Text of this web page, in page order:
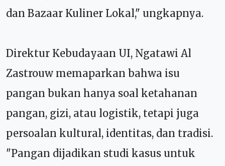
dan Bazaar Kuliner Lokal," ungkapnya.
Direktur Kebudayaan UI, Ngatawi Al
Zastrouw memaparkan bahwa isu
pangan bukan hanya soal ketahanan
pangan, gizi, atau logistik, tetapi juga
persoalan kultural, identitas, dan tradisi.
"Pangan dijadikan studi kasus untuk